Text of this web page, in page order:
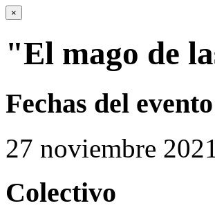
×
"El mago de
Fechas del evento
27 noviembre 2021
Colectivo